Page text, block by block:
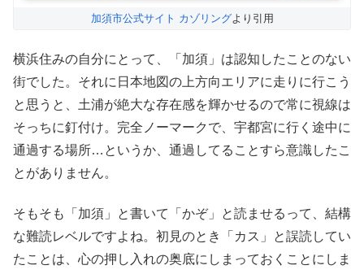
加須市公式サイト カゾリングより引用
横浜住みの自分にとって、「加須」は認知したことのない
街でした。それに日本地図の上方向エリアに走りに行こう
と思うと、土浦が絶大な存在感を輝かせるので常に視線は
そっちに釘付け。完全ノーマークで、宇都宮に行く途中に
通過する場所…というか、通過してることすら意識したこ
とがありません。
そもそも「加須」と書いて「かぞ」と読ませるって、結構
な難読レベルですよね。初見のとき「カス」と誤読してい
たことは、心の押し入れの奥底にしまっておくことにしま